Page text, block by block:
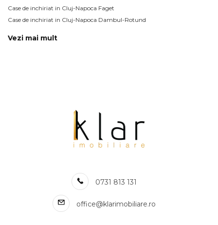
Case de inchiriat in Cluj-Napoca Faget
Case de inchiriat in Cluj-Napoca Dambul-Rotund
Case de inchiriat in Cluj-Napoca Calea Turzii
Case de inchiriat in Cluj-Napoca Gruia
Numar de camere case de inchiriat
Case de inchiriat 4 camere
Case de inchiriat 5 camere
Apartamente de inchiriat
Apartamente de inchiriat in Cluj-Napoca
Vezi mai mult
0731 813 131
office@klarimobiliare.ro